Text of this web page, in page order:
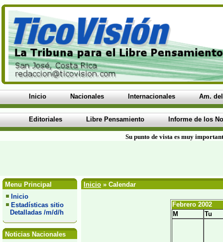
Inicio Nacionales Internacionales Am.
Editoriales Libre Pensamiento Informe de los
Su punto de vista es muy
Menu Principal
Inicio
Estadísticas sitio
Detalladas /m/d/h
Noticias Nacionales
Inicio » Calendar
Febrero 2002
M
Tu